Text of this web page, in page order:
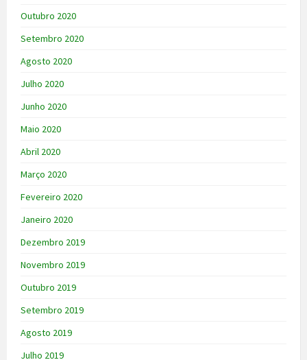
Outubro 2020
Setembro 2020
Agosto 2020
Julho 2020
Junho 2020
Maio 2020
Abril 2020
Março 2020
Fevereiro 2020
Janeiro 2020
Dezembro 2019
Novembro 2019
Outubro 2019
Setembro 2019
Agosto 2019
Julho 2019